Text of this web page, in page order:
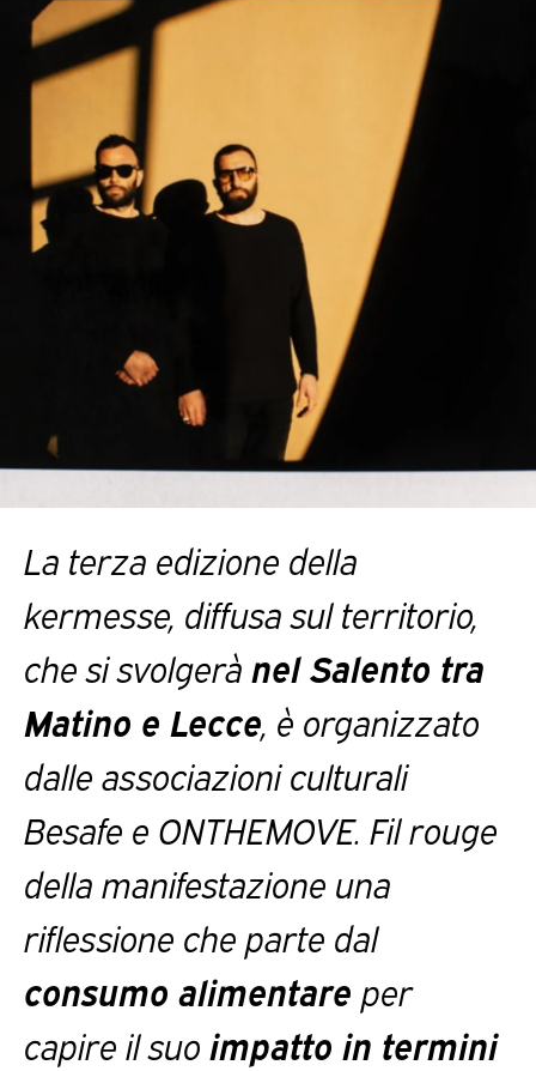
La terza edizione della
kermesse, diffusa sul territorio,
che si svolgerà nel Salento tra
Matino e Lecce, è organizzato
dalle associazioni culturali
Besafe e ONTHEMOVE. Fil rouge
della manifestazione una
riflessione che parte dal
consumo alimentare per
capire il suo impatto in termini